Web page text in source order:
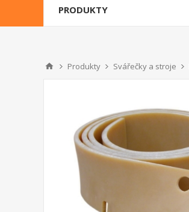
PRODUKTY
Produkty Svářečky a stroje